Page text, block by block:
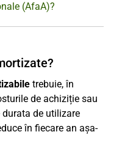
(AfaA)?
trebuie, în
de achiziție sau
de utilizare
în fiecare an așa-